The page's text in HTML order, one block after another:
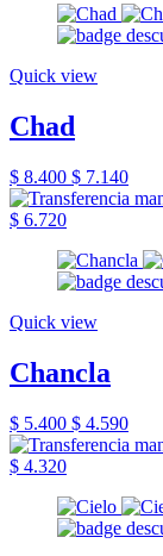
Quick view
Chad
$ 8.400 $ 7.140
$ 6.720
Quick view
Chancla
$ 5.400 $ 4.590
$ 4.320